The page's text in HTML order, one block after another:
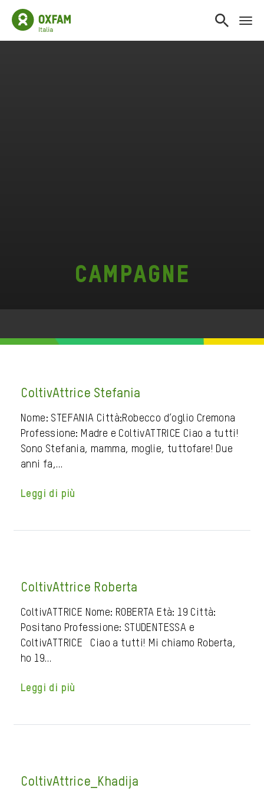
Campagne
ColtivAttrice Stefania
Nome: STEFANIA Città:Robecco d’oglio Cremona
Professione: Madre e ColtivATTRICE Ciao a tutti!
Sono Stefania, mamma, moglie, tuttofare! Due
anni fa,…
Leggi di più
ColtivAttrice Roberta
ColtivATTRICE Nome: ROBERTA Età: 19 Città:
Positano Professione: STUDENTESSA e
ColtivATTRICE Ciao a tutti! Mi chiamo Roberta,
ho 19…
Leggi di più
ColtivAttrice_Khadija